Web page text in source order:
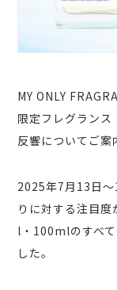
MY ONLY
限定フレグラン
反響についてご案
2025年7月13日
りに対する注目
l・100mlのすべ
した。